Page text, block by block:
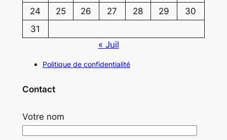
24
25 26 27 28 29
30
31
« Juil
Politique de confidentialité
Contact
Votre nom